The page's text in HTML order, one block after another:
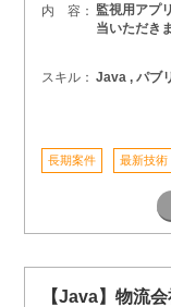
内 容： 監視用アプ
当いただき
スキル： Java , パブ
長期案件 最新技術
【Java】物流